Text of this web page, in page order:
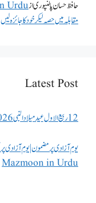
حافظ حسان پالنپوریاز
مقابلہ میں حصہ لیکر خود کا جائزہ لیں
Latest Post
12 ربیع الاول عید میلاد النبی 2026: سیرت النبی، ولادتِ رسول صلی اللہ علیہ وسلم اور اہم معلومات
Mazmoon in Urdu